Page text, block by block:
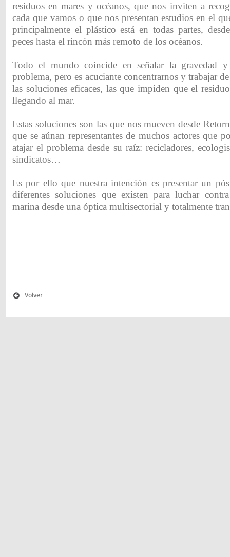
residuos en mares y océanos, que nos inviten a
cada que vamos o que nos presentan estudios en el
principalmente el plástico está en todas partes,
peces hasta el rincón más remoto de los océanos.
Todo el mundo coincide en señalar la gravedad
problema, pero es acuciante concentrarnos y trabajar
las soluciones eficaces, las que impiden que el
llegando al mar.
Estas soluciones son las que nos mueven desde
que se aúnan representantes de muchos actores que
atajar el problema desde su raíz: recicladores,
sindicatos…
Es por ello que nuestra intención es presentar un
diferentes soluciones que existen para luchar
marina desde una óptica multisectorial y totalmente
Volver